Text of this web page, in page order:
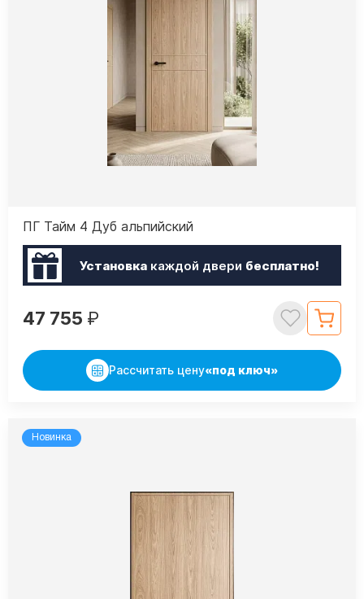
ПГ Тайм 4 Дуб альпийский
Установкакаждой двери бесплатно!
47 755 ₽
Рассчитать цену«под ключ»
Новинка